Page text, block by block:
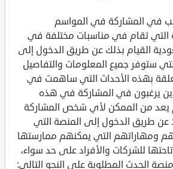
في المشاركة في المواسم
التي تقام في مناسبات مختلفة في
القيام بذلك عن طريق الدخول إلى
ستوفر جميع المعلومات والتفاصيل
بهذه الأحداث التي ساهمت في
يرغبون في المشاركة في هذه
يعد من الممكن لأي شخص المشاركة
عن طريق الدخول إلى المنصة التي
ومهاراتهم التي يمكنهم ممارستها
للشركات والأفراد على حد سواء،
الحدث المطلوبة على النحو التالي: